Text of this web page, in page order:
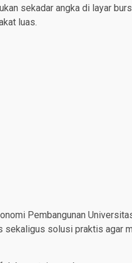
sekadar angka di layar
luas.
Pembangunan
sekaligus solusi praktis agar